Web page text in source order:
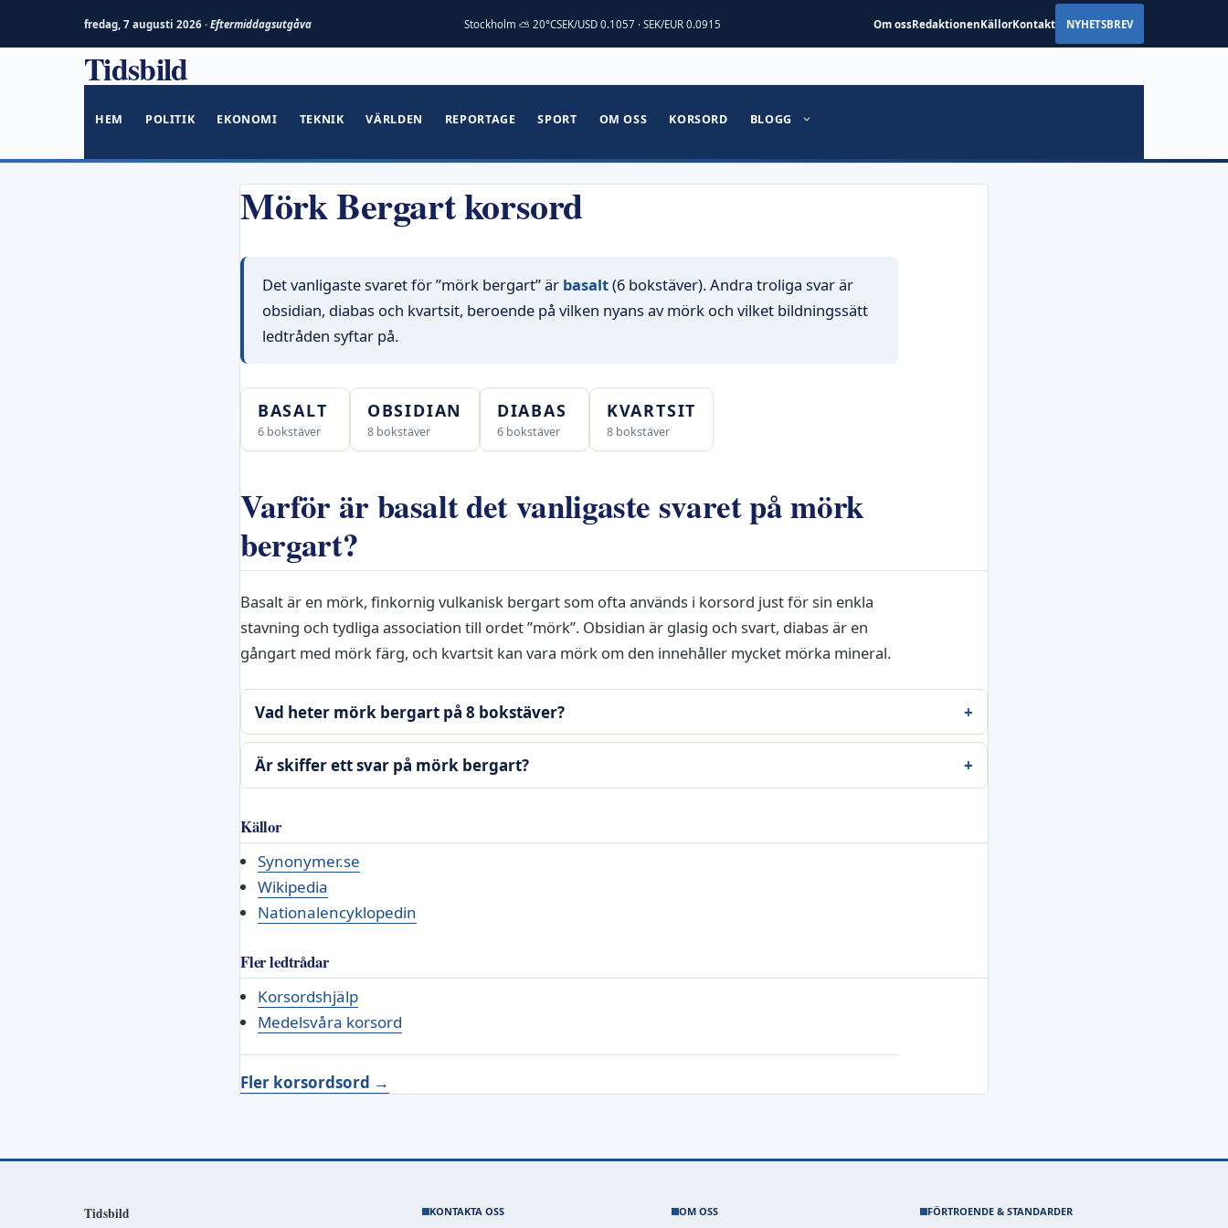
fredag, 7 augusti 2026 · Eftermiddagsutgåva Stockholm ⛅ 20°CSEK/USD 0.1057 · SEK/EUR 0.0915 Om ossRedaktionenKällorKontakt NYHETSBREV
Tidsbild
HEM POLITIK EKONOMI TEKNIK VÄRLDEN REPORTAGE SPORT OM OSS KORSORD BLOGG
Mörk Bergart korsord
Det vanligaste svaret för ”mörk bergart” är basalt(6 bokstäver). Andra troliga svar är
obsidian, diabas och kvartsit, beroende på vilken nyans av mörk och vilket bildningssätt
ledtråden syftar på.
BASALT
6 bokstäver
OBSIDIAN
8 bokstäver
DIABAS
6 bokstäver
KVARTSIT
8 bokstäver
Varför är basalt det vanligaste svaret på mörk
bergart?
Basalt är en mörk, finkornig vulkanisk bergart som ofta används i korsord just för sin enkla
stavning och tydliga association till ordet ”mörk”. Obsidian är glasig och svart, diabas är en
gångart med mörk färg, och kvartsit kan vara mörk om den innehåller mycket mörka mineral.
Vad heter mörk bergart på 8 bokstäver?
Är skiffer ett svar på mörk bergart?
Källor
Synonymer.se
Wikipedia
Nationalencyklopedin
Fler ledtrådar
Korsordshjälp
Medelsvåra korsord
Fler korsordsord →
Tidsbild KONTAKTA OSS OM OSS FÖRTROENDE & STANDARDER